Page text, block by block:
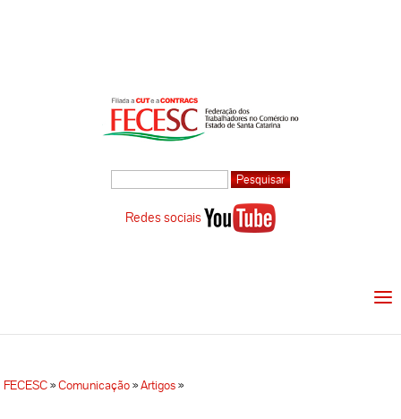
Redes sociais
FECESC»Comunicação»Artigos»